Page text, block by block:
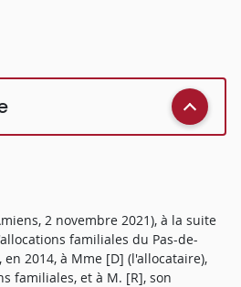
2 novembre 2021), à la suite
familiales du Pas-de-
en 2014, à Mme [D] (l'allocataire),
familiales, et à M. [R], son